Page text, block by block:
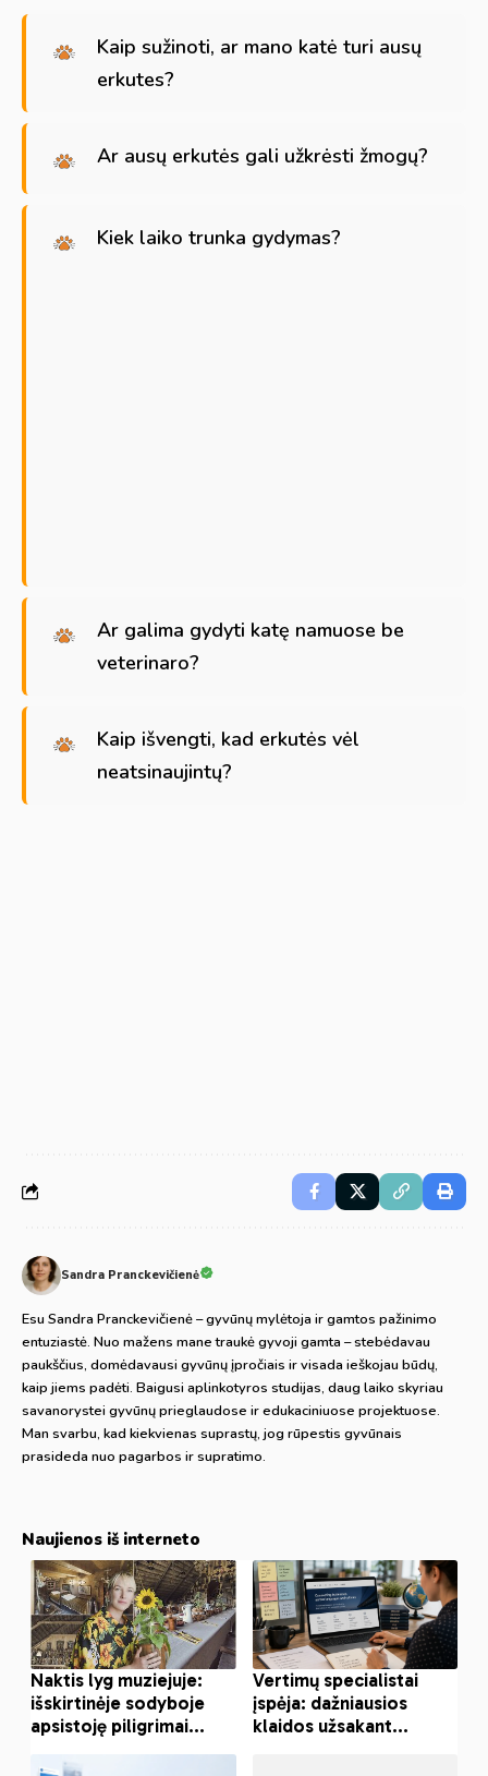
Kaip sužinoti, ar mano katė turi ausų
erkutes?
Ar ausų erkutės gali užkrėsti žmogų?
Kiek laiko trunka gydymas?
Ar galima gydyti katę namuose be
veterinaro?
Kaip išvengti, kad erkutės vėl
neatsinaujintų?
Sandra Pranckevičienė
Esu Sandra Pranckevičienė – gyvūnų mylėtoja ir gamtos pažinimo
entuziastė. Nuo mažens mane traukė gyvoji gamta – stebėdavau
paukščius, domėdavausi gyvūnų įpročiais ir visada ieškojau būdų,
kaip jiems padėti. Baigusi aplinkotyros studijas, daug laiko skyriau
savanorystei gyvūnų prieglaudose ir edukaciniuose projektuose.
Man svarbu, kad kiekvienas suprastų, jog rūpestis gyvūnais
prasideda nuo pagarbos ir supratimo.
Naujienos iš interneto